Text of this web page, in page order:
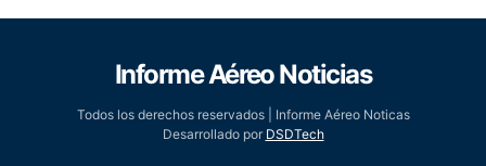
Informe Aéreo Noticias
Todos los derechos reservados | Informe Aéreo Noticas
Desarrollado por DSDTech